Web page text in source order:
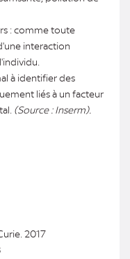
: comme toute
interaction
à identifier des
liés à un facteur
(Source : Inserm).
2017